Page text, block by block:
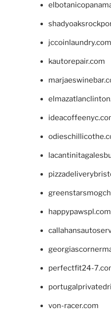
jccoinlaundry.com
kautorepair.com
happypawspl.com
perfectfit24-
von-racer.com